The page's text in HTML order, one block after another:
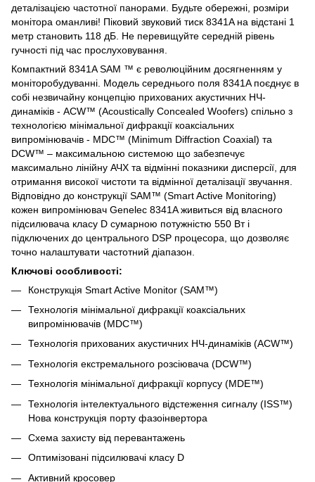
деталізацією частотної панорами. Будьте обережні, розміри
монітора оманливі! Піковий звуковий тиск 8341A на відстані 1
метр становить 118 дБ. Не перевищуйте середній рівень
гучності під час прослуховування.
Компактний 8341A SAM ™ є революційним досягненням у
моніторобудуванні. Модель середнього поля 8341A поєднує в
собі незвичайну концепцію прихованих акустичних НЧ-
динаміків - ACW™ (Acoustically Concealed Woofers) спільно з
технологією мінімальної дифракції коаксіальних
випромінювачів - MDC™ (Minimum Diffraction Coaxial) та
DCW™ – максимальною системою що забезпечує
максимально лінійну АЧХ та відмінні показники дисперсії, для
отримання високої чистоти та відмінної деталізації звучання.
Відповідно до конструкції SAM™ (Smart Active Monitoring)
кожен випромінювач Genelec 8341A живиться від власного
підсилювача класу D сумарною потужністю 550 Вт і
підключених до центрального DSP процесора, що дозволяє
точно налаштувати частотний діапазон.
Ключові особливості:
Конструкція Smart Active Monitor (SAM™)
Технологія мінімальної дифракції коаксіальних
випромінювачів (MDC™)
Технологія прихованих акустичних НЧ-динаміків (ACW™)
Технологія екстремального розсіювача (DCW™)
Технологія мінімальної дифракції корпусу (MDE™)
Технологія інтелектуального відстеження сигналу (ISS™)
Нова конструкція порту фазоінвертора
Схема захисту від перевантажень
Оптимізовані підсилювачі класу D
Активний кросовер